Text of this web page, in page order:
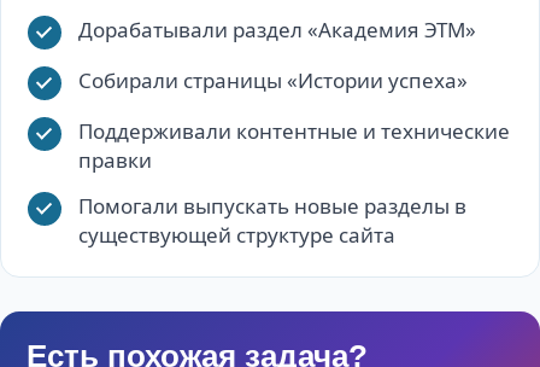
Дорабатывали раздел «Академия ЭТМ»
Собирали страницы «Истории успеха»
Поддерживали контентные и технические
правки
Помогали выпускать новые разделы в
существующей структуре сайта
Есть похожая задача?